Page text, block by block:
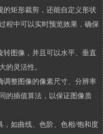
矩形裁剪，还能自定义形状
程中可以实时预览效果，确保
图像，并且可以水平、垂直
的灵活性。
调整图像的像素尺寸、分辨率
的插值算法，以保证图像质
，如曲线、色阶、色相/饱和度